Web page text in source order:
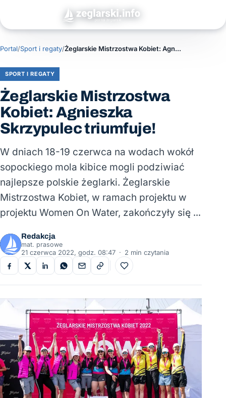
Portal/Sport i regaty/ Żeglarskie Mistrzostwa Kobiet: Agnieszka Skrzypulec triumfuje!
SPORT I REGATY
Żeglarskie Mistrzostwa
Kobiet: Agnieszka
Skrzypulec triumfuje!
W dniach 18-19 czerwca na wodach wokół
sopockiego mola kibice mogli podziwiać
najlepsze polskie żeglarki. Żeglarskie
Mistrzostwa Kobiet, w ramach projektu w
projektu Women On Water, zakończyły się …
Redakcja
mat. prasowe
21 czerwca 2022, godz. 08:47 · 2 min czytania
Do ulubionych